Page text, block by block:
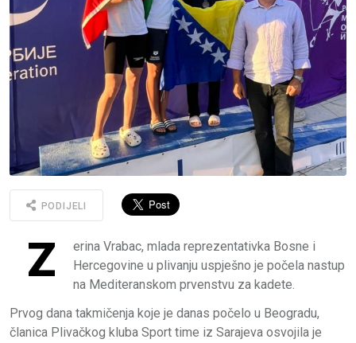
PODIJELI
Z
erina Vrabac, mlada reprezentativka Bosne i
Hercegovine u plivanju uspješno je počela nastup
na Mediteranskom prvenstvu za kadete.
Prvog dana takmičenja koje je danas počelo u Beogradu,
članica Plivačkog kluba Sport time iz Sarajeva osvojila je